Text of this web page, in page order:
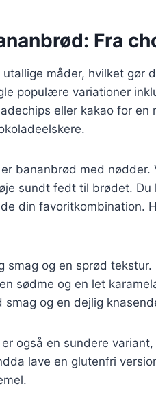
Fra
måder, hvilket gør
populære variationer
eller kakao for en
bananbrød med nødder.
sundt fedt til brødet. Du
din favoritkombination.
smag og en sprød tekstur.
sødme og en let
smag og en dejlig
også en sundere
lave en glutenfri